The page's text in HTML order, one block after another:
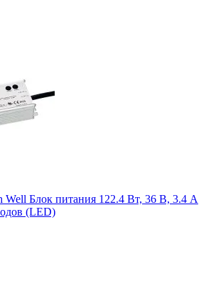
Well Блок питания 122.4 Вт, 36 В, 3.4 А
(LED)